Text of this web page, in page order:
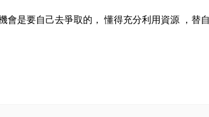
會是要自己去爭取的， 懂得充分利用資源 ，替